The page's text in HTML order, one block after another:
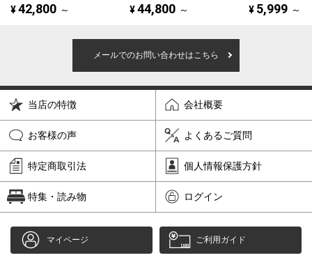
¥42,800 ～ ¥44,800 ～ ¥ 5,999 ～
メールでのお問い合わせはこちら
当店の特徴 会社概要
お客様の声 よくあるご質問
特定商取引法 個人情報保護方針
特集・読み物 ログイン
マイページ ご利用ガイド